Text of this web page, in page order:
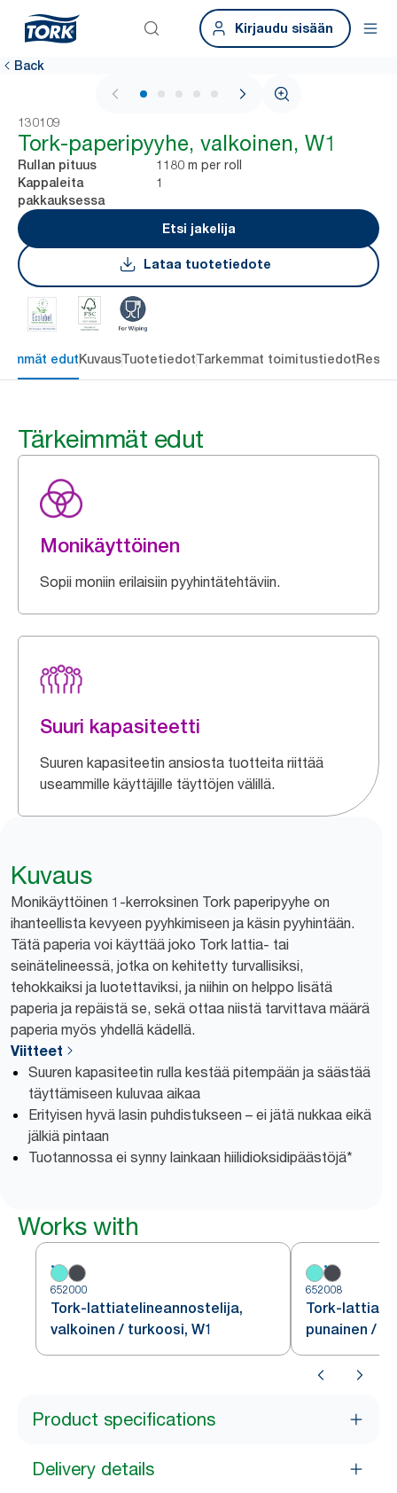
Kirjaudu sisään
Back
1 / 5
130109
Tork-paperipyyhe, valkoinen, W1
Rullan pituus 1180 m per roll
Kappaleita
pakkauksessa
1
Etsi jakelija
Lataa tuotetiedote
edutKuvausTuotetiedotTarkemmat toimitustiedot
Tärkeimmät edut
Monikäyttöinen
Sopii moniin erilaisiin pyyhintätehtäviin.
Suuri kapasiteetti
Suuren kapasiteetin ansiosta tuotteita riittää
useammille käyttäjille täyttöjen välillä.
Kuvaus
Monikäyttöinen 1-kerroksinen Tork paperipyyhe on
ihanteellista kevyeen pyyhkimiseen ja käsin pyyhintään.
Tätä paperia voi käyttää joko Tork lattia- tai
seinätelineessä, jotka on kehitetty turvallisiksi,
tehokkaiksi ja luotettaviksi, ja niihin on helppo lisätä
paperia ja repäistä se, sekä ottaa niistä tarvittava määrä
paperia myös yhdellä kädellä.
Viitteet
Suuren kapasiteetin rulla kestää pitempään ja säästää
täyttämiseen kuluvaa aikaa
Erityisen hyvä lasin puhdistukseen – ei jätä nukkaa eikä
jälkiä pintaan
Tuotannossa ei synny lainkaan hiilidioksidipäästöjä*
Works with
652000
Tork-lattiatelineannostelija,
valkoinen / turkoosi, W1
652008
Tork-
punainen /
Product specifications
Delivery details